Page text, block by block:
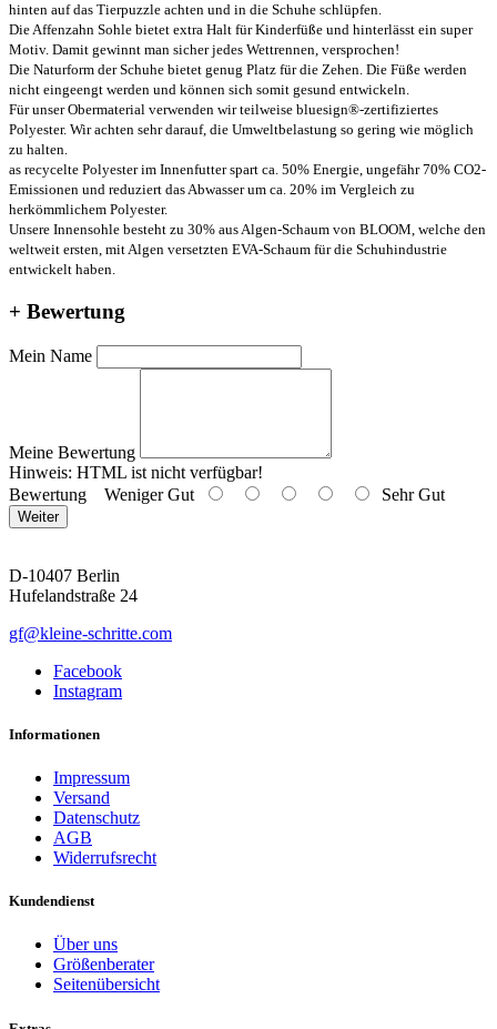
hinten auf das Tierpuzzle achten und in die Schuhe schlüpfen.
Die Affenzahn Sohle bietet extra Halt für Kinderfüße und hinterlässt ein super
Motiv. Damit gewinnt man sicher jedes Wettrennen, versprochen!
Die Naturform der Schuhe bietet genug Platz für die Zehen. Die Füße werden
nicht eingeengt werden und können sich somit gesund entwickeln.
Für unser Obermaterial verwenden wir teilweise bluesign®-zertifiziertes
Polyester. Wir achten sehr darauf, die Umweltbelastung so gering wie möglich
zu halten.
as recycelte Polyester im Innenfutter spart ca. 50% Energie, ungefähr 70% CO2-
Emissionen und reduziert das Abwasser um ca. 20% im Vergleich zu
herkömmlichem Polyester.
Unsere Innensohle besteht zu 30% aus Algen-Schaum von BLOOM, welche den
weltweit ersten, mit Algen versetzten EVA-Schaum für die Schuhindustrie
entwickelt haben.
+ Bewertung
Mein Name
Meine Bewertung
Hinweis: HTML ist nicht verfügbar!
Bewertung Weniger Gut Sehr Gut
Weiter
D-10407 Berlin
Hufelandstraße 24
gf@kleine-schritte.com
Facebook
Instagram
Informationen
Impressum
Versand
Datenschutz
AGB
Widerrufsrecht
Kundendienst
Über uns
Größenberater
Seitenübersicht